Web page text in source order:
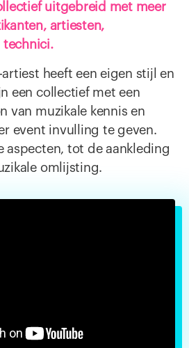
uitgebreid met meer
artiesten,
technici.
artiest heeft een eigen stijl en
een collectief met een
van muzikale kennis en
event invulling te geven.
aspecten, tot de aankleding
omlijsting.